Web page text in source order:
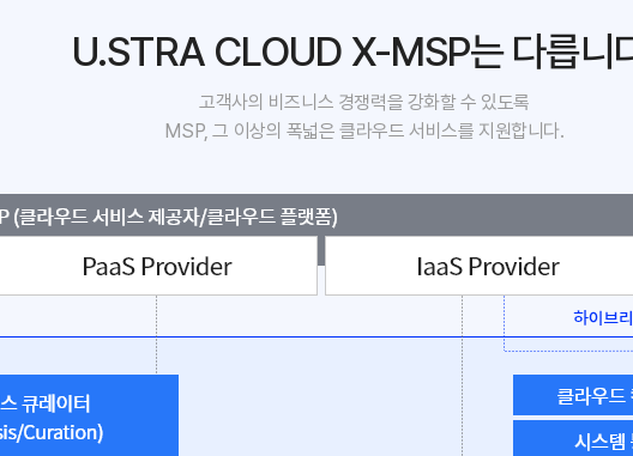
U.STRA CLOUD X-MSP는 다릅니
고객사의 비즈니스 경쟁력을 강화할 수 있도록
MSP, 그 이상의 폭넓은 클라우드 서비스를 지원합니다.